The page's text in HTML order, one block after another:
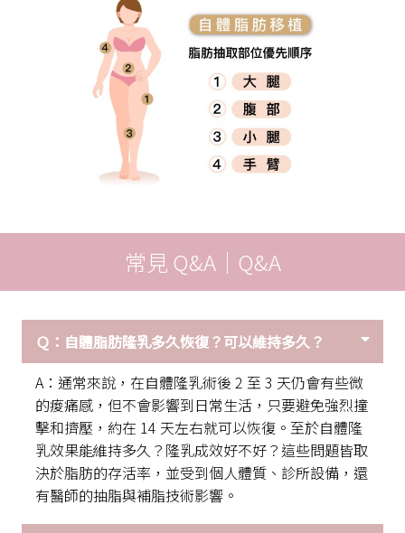
常見 Q&A｜Q&A
Ｑ：自體脂肪隆乳多久恢復？可以維持多久？
A：通常來說，在自體隆乳術後 2 至 3 天仍會有些微
的痠痛感，但不會影響到日常生活，只要避免強烈撞
擊和擠壓，約在 14 天左右就可以恢復。至於自體隆
乳效果能維持多久？隆乳成效好不好？這些問題皆取
決於脂肪的存活率，並受到個人體質、診所設備，還
有醫師的抽脂與補脂技術影響。